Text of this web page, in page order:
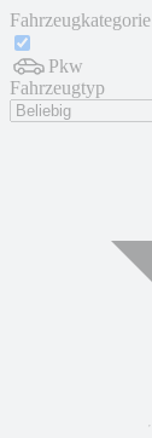
Fahrzeugkategorie
Pkw
Fahrzeugtyp